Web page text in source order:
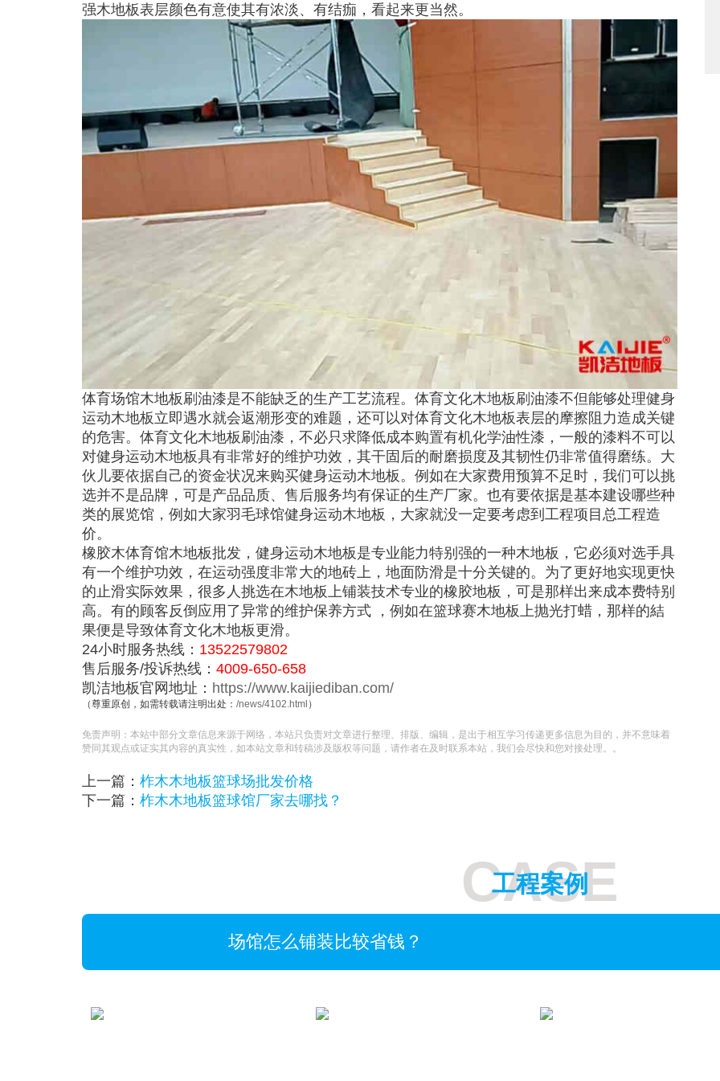
强木地板表层颜色有意使其有浓淡、有结痂，看起来更当然。
体育场馆木地板刷油漆是不能缺乏的生产工艺流程。体育文化木地板刷油漆不但能够处理健身
运动木地板立即遇水就会返潮形变的难题，还可以对体育文化木地板表层的摩擦阻力造成关键
的危害。体育文化木地板刷油漆，不必只求降低成本购置有机化学油性漆，一般的漆料不可以
对健身运动木地板具有非常好的维护功效，其干固后的耐磨损度及其韧性仍非常值得磨练。大
伙儿要依据自己的资金状况来购买健身运动木地板。例如在大家费用预算不足时，我们可以挑
选并不是品牌，可是产品品质、售后服务均有保证的生产厂家。也有要依据是基本建设哪些种
类的展览馆，例如大家羽毛球馆健身运动木地板，大家就没一定要考虑到工程项目总工程造
价。
橡胶木体育馆木地板批发，健身运动木地板是专业能力特别强的一种木地板，它必须对选手具
有一个维护功效，在运动强度非常大的地砖上，地面防滑是十分关键的。为了更好地实现更快
的止滑实际效果，很多人挑选在木地板上铺装技术专业的橡胶地板，可是那样出来成本费特别
高。有的顾客反倒应用了异常的维护保养方式 ，例如在篮球赛木地板上抛光打蜡，那样的結
果便是导致体育文化木地板更滑。
24小时服务热线： 13522579802
售后服务/投诉热线： 4009-650-658
凯洁地板官网地址： https://www.kaijiediban.com/
（尊重原创，如需转载请注明出处： /news/4102.html ）
免责声明：本站中部分文章信息来源于网络，本站只负责对文章进行整理、排版、编辑，是出于相互学习传递更多信息为目的，并不意味着
赞同其观点或证实其内容的真实性，如本站文章和转稿涉及版权等问题，请作者在及时联系本站，我们会尽快和您对接处理。。
上一篇： 柞木木地板篮球场批发价格
下一篇： 柞木木地板篮球馆厂家去哪找？
CASE
工程案例
场馆怎么铺装比较省钱？